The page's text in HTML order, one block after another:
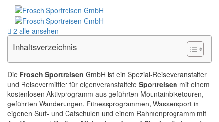
2 alle ansehen
Inhaltsverzeichnis
Die Frosch Sportreisen GmbH ist ein Spezial-Reiseveranstalter
und Reisevermittler für eigenveranstaltete Sportreisen mit einem
kostenlosen Aktivprogramm aus geführten Mountainbiketouren,
geführten Wanderungen, Fitnessprogrammen, Wassersport in
eigenen Surf- und Catschulen und einem Rahmenprogramm mit